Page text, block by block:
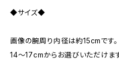
◆サイズ◆
画像の腕周り内径は約15cmです。
14～17cmからお選びいただけます